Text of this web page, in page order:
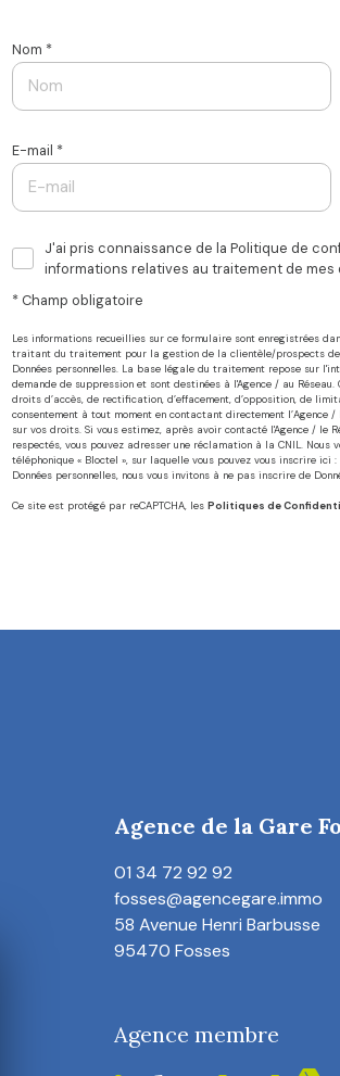
Nom *
E-mail *
J'ai pris connaissance de la Politique de
informations relatives au traitement de
* Champ obligatoire
Les informations recueillies sur ce formulaire sont enregistrées
traitant du traitement pour la gestion de la clientèle/prospects de
Données personnelles. La base légale du traitement repose sur
demande de suppression et sont destinées à l'Agence / au
droits d’accès, de rectification, d’effacement, d’opposition, de
consentement à tout moment en contactant directement l’Agence /
sur vos droits. Si vous estimez, après avoir contacté l'Agence / le
respectés, vous pouvez adresser une réclamation à la CNIL.
téléphonique « Bloctel », sur laquelle vous pouvez vous inscrire ici :
Données personnelles, nous vous invitons à ne pas inscrire de
Ce site est protégé par reCAPTCHA, les Politiques de
Agence de la Gare
01 34 72 92 92
fosses@agencegare.immo
58 Avenue Henri Barbusse
95470 Fosses
Agence membre